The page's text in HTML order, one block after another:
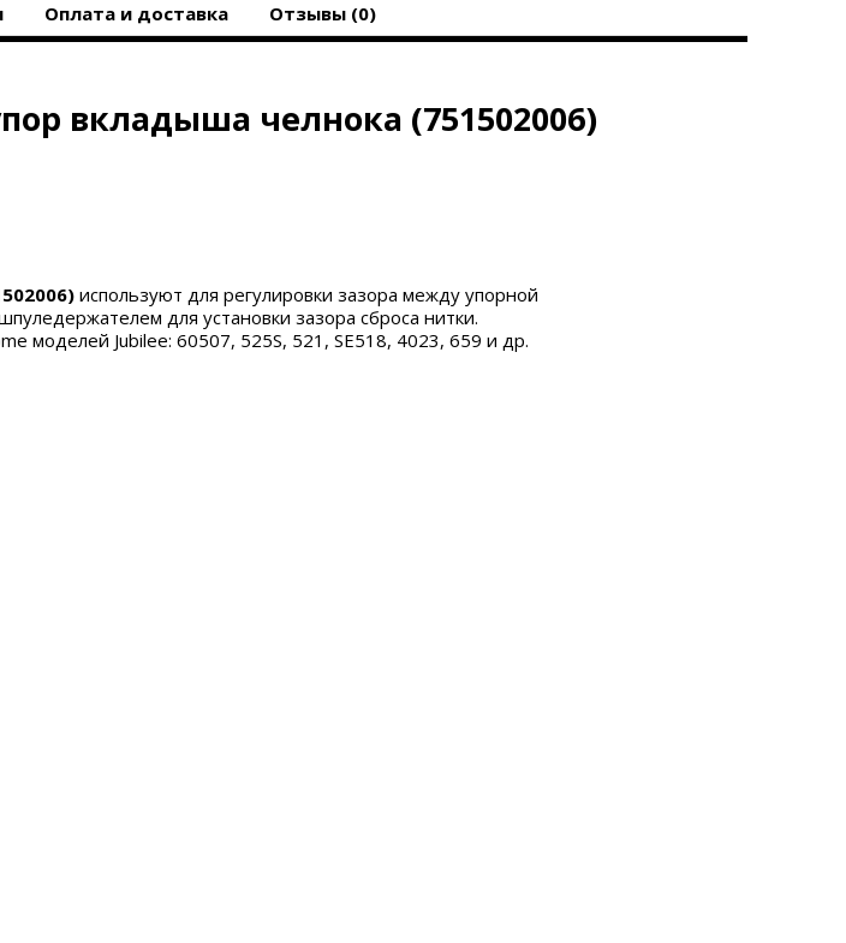
Оплата и доставка Отзывы (0)
вкладыша челнока (751502006)
используют для регулировки зазора между упорной
для установки зазора сброса нитки.
моделей Jubilee: 60507, 525S, 521, SE518, 4023, 659 и др.